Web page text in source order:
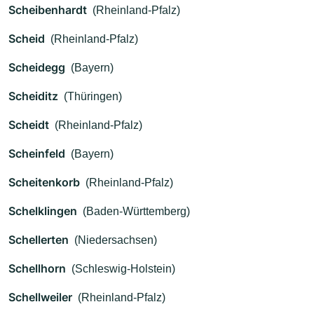
Scheibenhardt (Rheinland-Pfalz)
Scheid (Rheinland-Pfalz)
Scheidegg (Bayern)
Scheiditz (Thüringen)
Scheidt (Rheinland-Pfalz)
Scheinfeld (Bayern)
Scheitenkorb (Rheinland-Pfalz)
Schelklingen (Baden-Württemberg)
Schellerten (Niedersachsen)
Schellhorn (Schleswig-Holstein)
Schellweiler (Rheinland-Pfalz)